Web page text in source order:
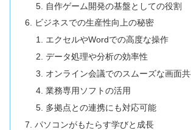
自作ゲーム開発の基盤としての役割
ビジネスでの生産性向上の秘密
エクセルやWordでの高度な操作
データ処理や分析の効率性
オンライン会議でのスムーズな画面
業務専用ソフトの活用
多拠点との連携にも対応可能
パソコンがもたらす学びと成長